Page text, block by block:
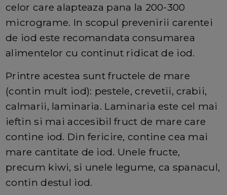
celor care alapteaza pana la 200-300
micrograme. In scopul prevenirii carentei
de iod este recomandata consumarea
alimentelor cu continut ridicat de iod.
Printre acestea sunt fructele de mare
(contin mult iod): pestele, crevetii, crabii,
calmarii, laminaria. Laminaria este cel mai
ieftin si mai accesibil fruct de mare care
contine iod. Din fericire, contine cea mai
mare cantitate de iod. Unele fructe,
precum kiwi, si unele legume, ca spanacul,
contin destul iod.